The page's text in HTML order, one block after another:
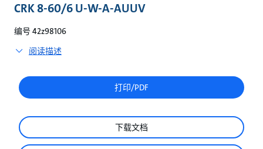
CRK 8-60/6 U-W-A-AUUV
编号 42z98106
阅读描述
打印/PDF
下载文档